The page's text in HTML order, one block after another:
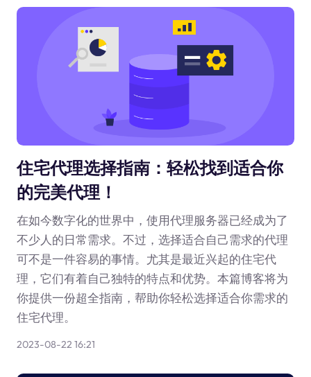
住宅代理选择指南：轻松找到适合你
的完美代理！
在如今数字化的世界中，使用代理服务器已经成为了
不少人的日常需求。不过，选择适合自己需求的代理
可不是一件容易的事情。尤其是最近兴起的住宅代
理，它们有着自己独特的特点和优势。本篇博客将为
你提供一份超全指南，帮助你轻松选择适合你需求的
住宅代理。
2023-08-22 16:21